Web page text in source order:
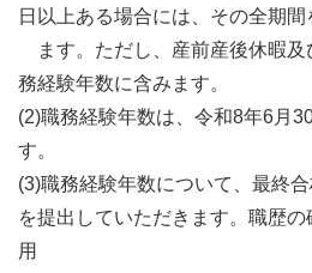
日以上ある場合には、その全期
ます。ただし、産前産後休暇及
務経験年数に含みます。
(2)職務経験年数は、令和8年6月
す。
(3)職務経験年数について、最終
を提出していただきます。職歴
用